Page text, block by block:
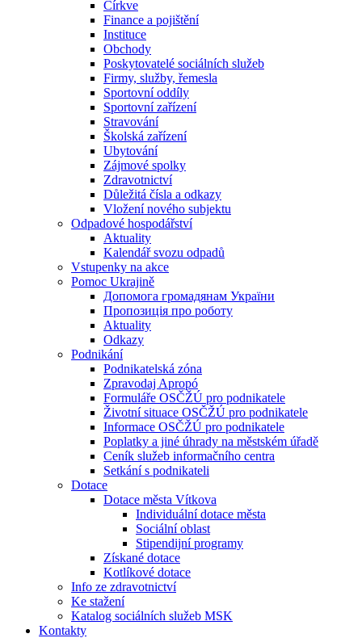
Církve
Finance a pojištění
Instituce
Obchody
Poskytovatelé sociálních služeb
Firmy, služby, řemesla
Sportovní oddíly
Sportovní zařízení
Stravování
Školská zařízení
Ubytování
Zájmové spolky
Zdravotnictví
Důležitá čísla a odkazy
Vložení nového subjektu
Odpadové hospodářství
Aktuality
Kalendář svozu odpadů
Vstupenky na akce
Pomoc Ukrajině
Допомога громадянам України
Пропозиція про роботу
Aktuality
Odkazy
Podnikání
Podnikatelská zóna
Zpravodaj Apropó
Formuláře OSČŽÚ pro podnikatele
Životní situace OSČŽÚ pro podnikatele
Informace OSČŽÚ pro podnikatele
Poplatky a jiné úhrady na městském úřadě
Ceník služeb informačního centra
Setkání s podnikateli
Dotace
Dotace města Vítkova
Individuální dotace města
Sociální oblast
Stipendijní programy
Získané dotace
Kotlíkové dotace
Info ze zdravotnictví
Ke stažení
Katalog sociálních služeb MSK
Kontakty